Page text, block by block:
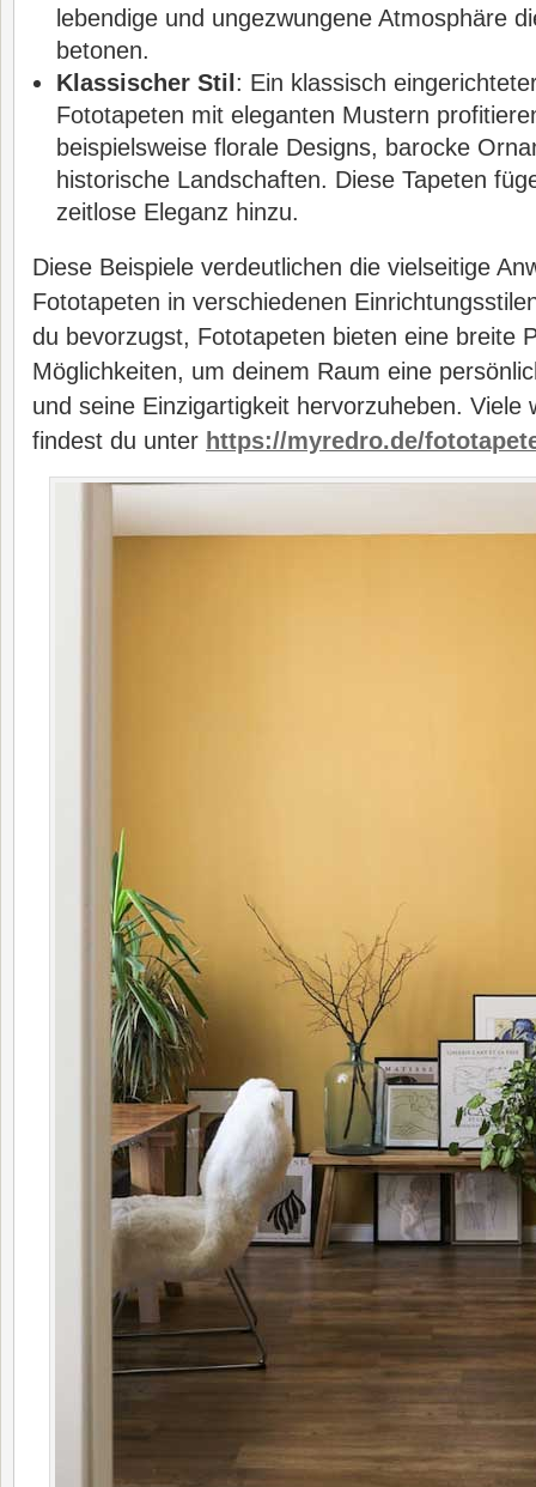
lebendige und ungezwungene Atmosphäre
betonen.
Klassischer Stil : Ein klassisch
Fototapeten mit eleganten Mustern
beispielsweise florale Designs, barocke
historische Landschaften. Diese Tapeten
zeitlose Eleganz hinzu.
Diese Beispiele verdeutlichen die vielseitige
Fototapeten in verschiedenen
du bevorzugst, Fototapeten bieten eine breite
Möglichkeiten, um deinem Raum eine
und seine Einzigartigkeit hervorzuheben. Viele
findest du unter https://myredro.de/